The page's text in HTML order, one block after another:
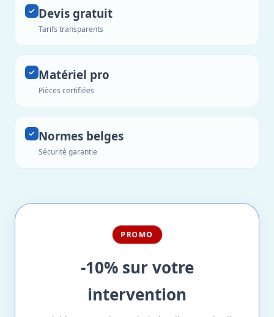
Devis gratuit
Tarifs transparents
Matériel pro
Pièces certifiées
Normes belges
Sécurité garantie
PROMO
-10% sur votre
intervention